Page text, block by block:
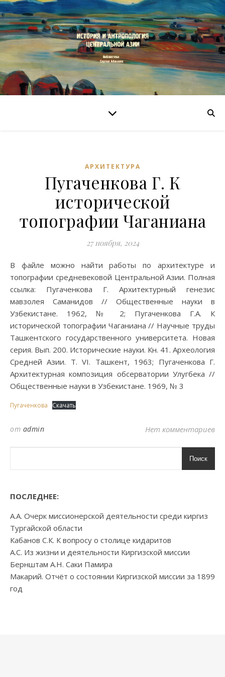
АРХИТЕКТУРА
Пугаченкова Г. К
исторической
топографии Чаганиана
27 ноября, 2024
В файле можно найти работы по архитектуре и
топографии средневековой Центральной Азии. Полная
ссылка: Пугаченкова Г. Архитектурный генезис
мавзолея Саманидов // Общественные науки в
Узбекистане. 1962, № 2; Пугаченкова Г.А. К
исторической топографии Чаганиана // Научные труды
Ташкентского государственного университета. Новая
серия. Вып. 200. Исторические науки. Кн. 41. Археология
Средней Азии. Т. VI. Ташкент, 1963; Пугаченкова Г.
Архитектурная композиция обсерватории Улугбека //
Общественные науки в Узбекистане. 1969, № 3
Пугаченкова Скачать
от admin Нет комментариев
Поиск
ПОСЛЕДНЕЕ:
А.А. Очерк миссионерской деятельности среди киргиз
Тургайской области
Кабанов С.К. К вопросу о столице кидаритов
А.С. Из жизни и деятельности Киргизской миссии
Бернштам А.Н. Саки Памира
Макарий. Отчёт о состоянии Киргизской миссии за 1899
год